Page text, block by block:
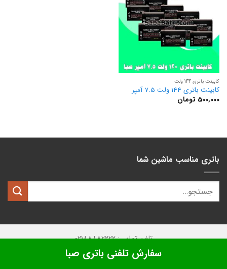
کابینت باتری 144 ولت
کابینت باتری 144 ولت 7.5 آمپر
500,000 تومان
باتری مناسب ماشین شما
تلفن تماس: 02188882222
تمامی حقوق این وبسایت متعلق بهکیان باتری
سفارش تلفنی باتری صبا